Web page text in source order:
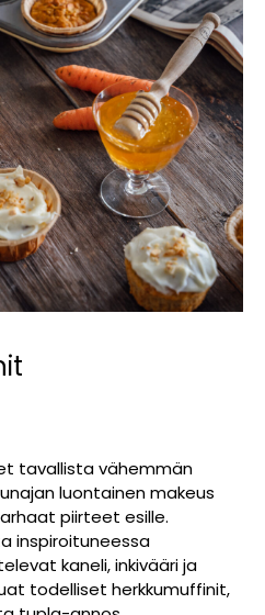
tavallista vähemmän
luontainen makeus
piirteet esille.
inspiroituneessa
kaneli, inkivääri ja
todelliset herkkumuffinit,